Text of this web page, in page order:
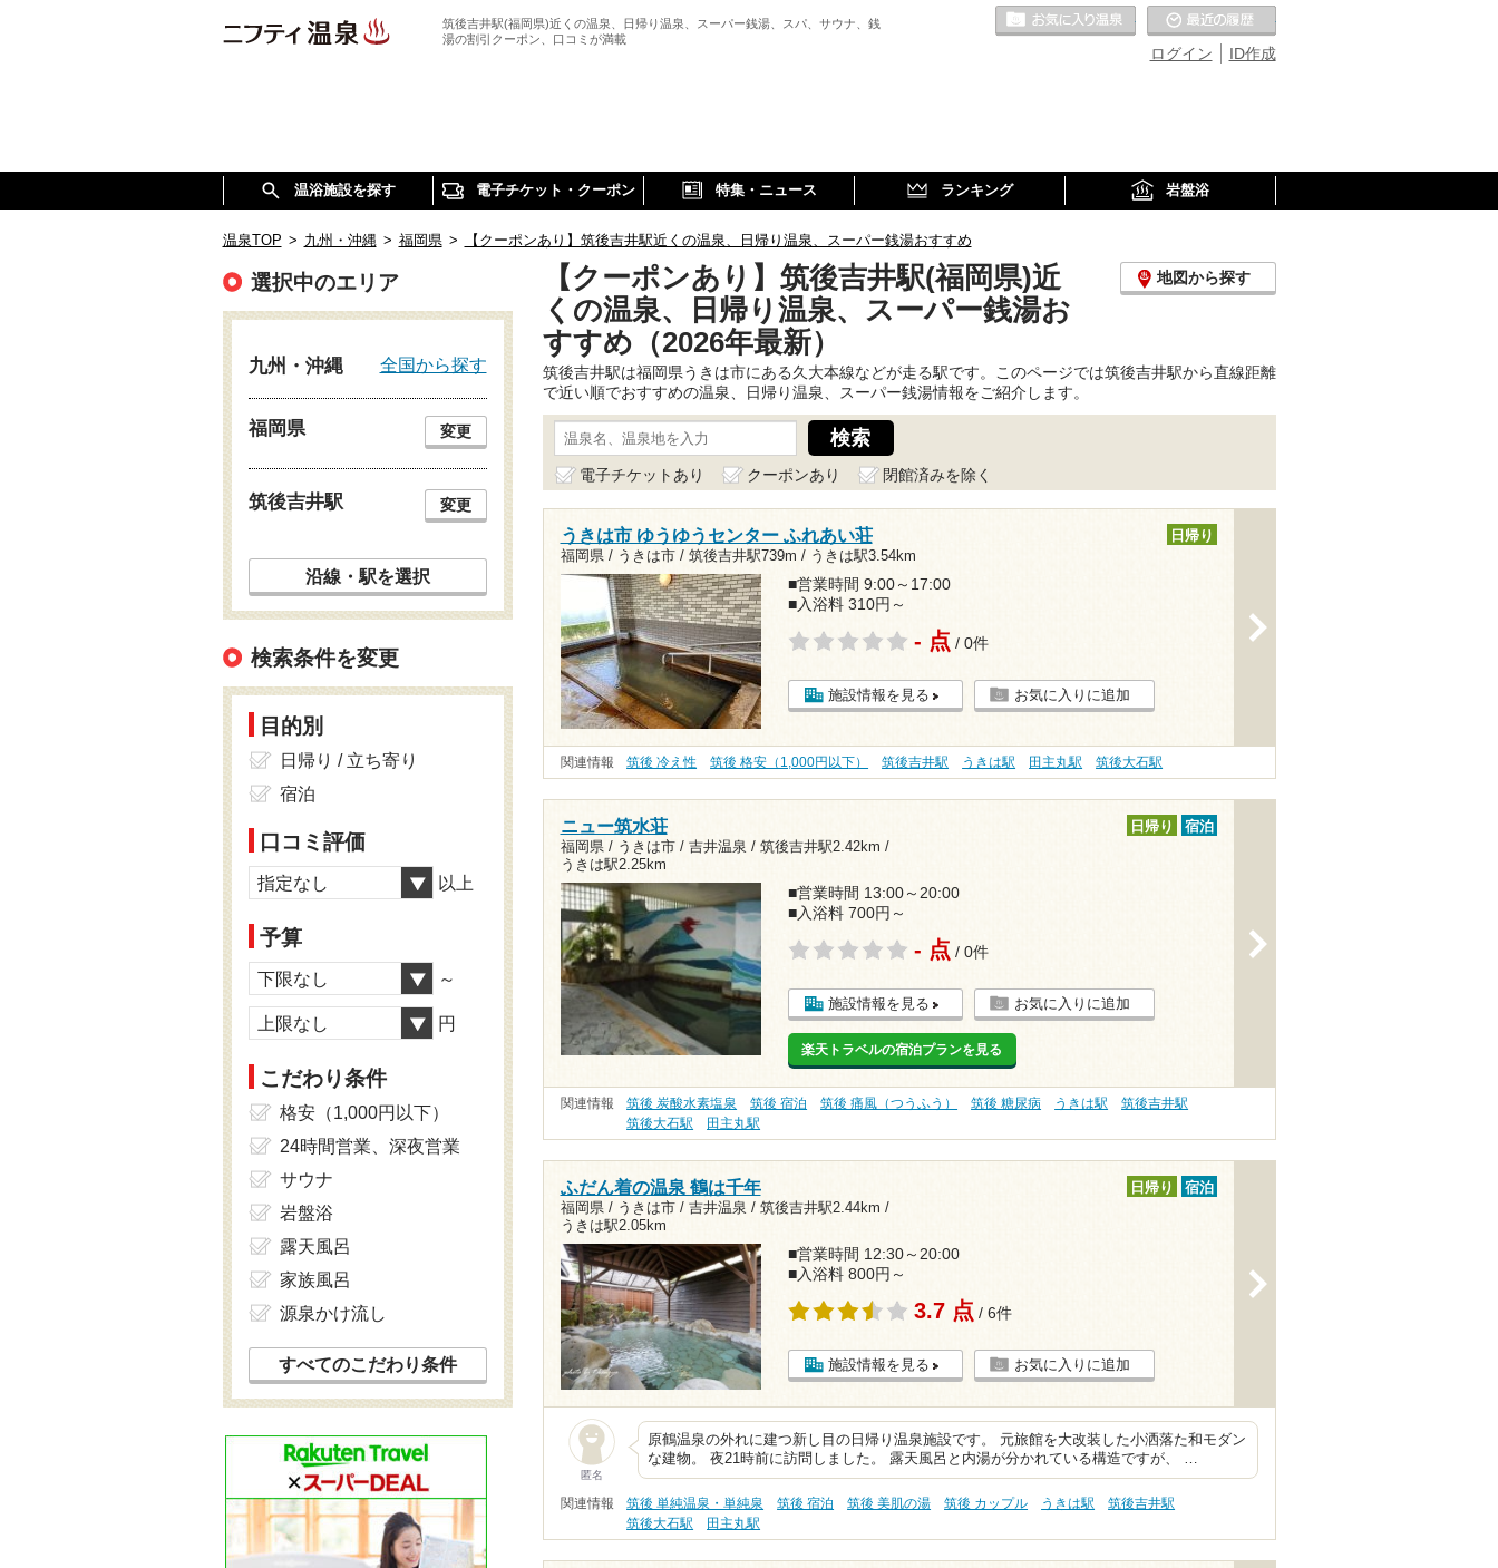
筑後吉井駅(福岡県)近くの温泉、日帰り温泉、スーパー銭湯、スパ、サウナ、銭
湯の割引クーポン、口コミが満載
ID作成
ログイン
お気に入りの温泉
温浴施設を探す 電子チケット・クーポン 特集・ニュース ランキング 岩盤浴
温泉TOP > 九州・沖縄 > 福岡県 > 【クーポンあり】筑後吉井駅近くの温泉、日帰り温泉、スーパー銭湯おすすめ
【クーポンあり】筑後吉井駅(福岡県)近
くの温泉、日帰り温泉、スーパー銭湯お
すすめ（2026年最新）
地図から探す
筑後吉井駅は福岡県うきは市にある久大本線などが走る駅です。このページでは筑後吉井駅から直線距離
で近い順でおすすめの温泉、日帰り温泉、スーパー銭湯情報をご紹介します。
電子チケットあり クーポンあり 閉館済みを除く
うきは市 ゆうゆうセンター ふれあい荘
福岡県 / うきは市 / 筑後吉井駅739m / うきは駅3.54km
日帰り
■営業時間 9:00～17:00
■入浴料 310円～
- 点 / 0件
施設情報を見る お気に入りに追加
関連情報 筑後 冷え性 筑後 格安（1,000円以下） 筑後吉井駅 うきは駅 田主丸駅 筑後大石駅
ニュー筑水荘
福岡県 / うきは市 / 吉井温泉 / 筑後吉井駅2.42km /
うきは駅2.25km
日帰り 宿泊
■営業時間 13:00～20:00
■入浴料 700円～
- 点 / 0件
施設情報を見る お気に入りに追加
楽天トラベルの宿泊プランを見る
関連情報 筑後 炭酸水素塩泉 筑後 宿泊 筑後 痛風（つうふう） 筑後 糖尿病 うきは駅
筑後吉井駅
筑後大石駅
田主丸駅
ふだん着の温泉 鶴は千年
福岡県 / うきは市 / 吉井温泉 / 筑後吉井駅2.44km /
うきは駅2.05km
日帰り 宿泊
■営業時間 12:30～20:00
■入浴料 800円～
3.7 点 / 6件
施設情報を見る お気に入りに追加
匿名
原鶴温泉の外れに建つ新し目の日帰り温泉施設です。 元旅館を大改装した小洒落た和モダン
な建物。 夜21時前に訪問しました。 露天風呂と内湯が分かれている構造ですが、 …
関連情報 筑後 単純温泉・単純泉 筑後 宿泊 筑後 美肌の湯 筑後 カップル うきは駅
筑後吉井駅
筑後大石駅
田主丸駅
選択中のエリア
九州・沖縄 全国から探す
福岡県 変更
筑後吉井駅 変更
沿線・駅を選択
検索条件を変更
目的別
日帰り / 立ち寄り
宿泊
口コミ評価
指定なし 以上
予算
下限なし ～
上限なし 円
こだわり条件
格安（1,000円以下）
24時間営業、深夜営業
サウナ
岩盤浴
露天風呂
家族風呂
源泉かけ流し
すべてのこだわり条件